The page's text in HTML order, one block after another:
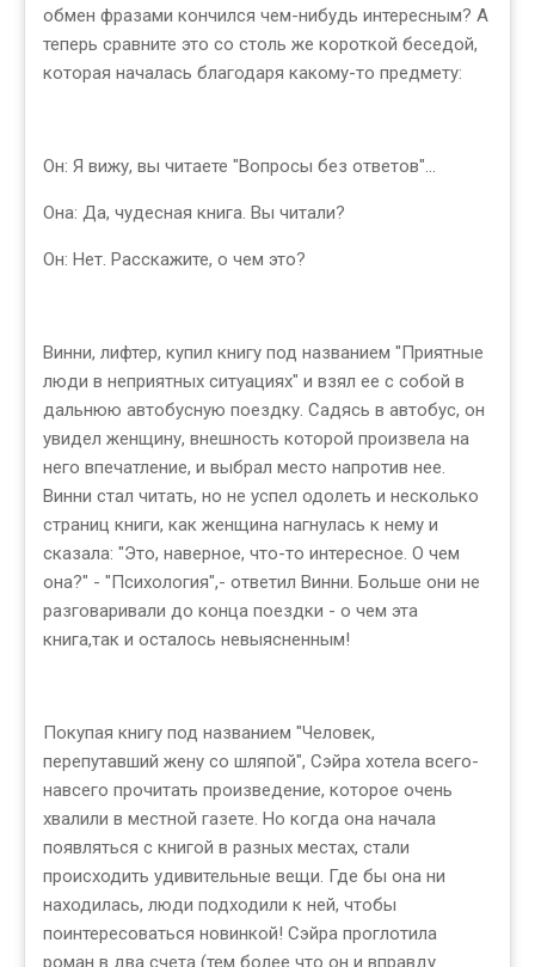
обмен фразами кончился чем-нибудь интересным? А
теперь сравните это со столь же короткой беседой,
которая началась благодаря какому-то предмету:
Он: Я вижу, вы читаете "Вопросы без ответов"...
Она: Да, чудесная книга. Вы читали?
Он: Нет. Расскажите, о чем это?
Винни, лифтер, купил книгу под названием "Приятные
люди в неприятных ситуациях" и взял ее с собой в
дальнюю автобусную поездку. Садясь в автобус, он
увидел женщину, внешность которой произвела на
него впечатление, и выбрал место напротив нее.
Винни стал читать, но не успел одолеть и несколько
страниц книги, как женщина нагнулась к нему и
сказала: "Это, наверное, что-то интересное. О чем
она?" - "Психология",- ответил Винни. Больше они не
разговаривали до конца поездки - о чем эта
книга,так и осталось невыясненным!
Покупая книгу под названием "Человек,
перепутавший жену со шляпой", Сэйра хотела всего-
навсего прочитать произведение, которое очень
хвалили в местной газете. Но когда она начала
появляться с книгой в разных местах, стали
происходить удивительные вещи. Где бы она ни
находилась, люди подходили к ней, чтобы
поинтересоваться новинкой! Сэйра проглотила
роман в два счета (тем более что он и вправду